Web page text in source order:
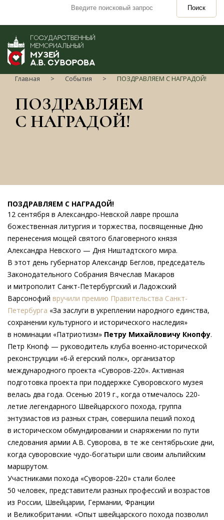
Поиск
Главная События ПОЗДРАВЛЯЕМ С НАГРАДОЙ!
ПОЗДРАВЛЯЕМ
С НАГРАДОЙ!
ПОЗДРАВЛЯЕМ С НАГРАДОЙ!
12 сентября в Александро-Невской лавре прошла
божественная литургия и торжества, посвященные Дню
перенесения мощей святого благоверного князя
Александра Невского — Дня Ништадтского мира.
В этот день губернатор Александр Беглов, председатель
Законодательного Собрания Вячеслав Макаров
и митрополит Санкт-Петербургский и Ладожский
Варсонофий вручили премию Правительства Санкт-
Петербурга «За заслуги в укреплении народного единства,
сохранении культурного и исторического наследия»
в номинации «Патриотизм» Петру Михайловичу Кнопфу.
Петр Кнопф — руководитель клуба военно-исторической
реконструкции «6-й егерский полк», организатор
международного проекта «Суворов-220». Активная
подготовка проекта при поддержке Суворовского музея
велась два года. Осенью 2019 г., когда отмечалось 220-
летие легендарного Швейцарского похода, группа
энтузиастов из разных стран, совершила пеший поход
в историческом обмундировании и снаряжении по пути
следования армии А.В. Суворова, в те же сентябрьские дни,
когда суворовские чудо-богатыри шли своим альпийским
маршрутом.
Участниками похода «Суворов-220» стали более
50 человек, представители разных профессий и возрастов
из России, Швейцарии, Германии, Франции
и Великобритании. «Опыт швейцарского похода позволил